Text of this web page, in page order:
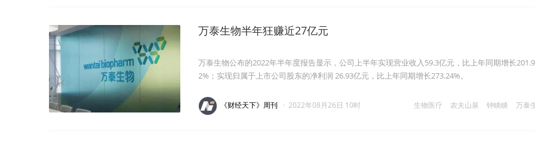
万泰生物半年狂赚近27亿元
万泰生物公布的2022年半年度报告显示，公司上半年实现营业收入59.3亿元，比上年同期增长201.9
2%；实现归属于上市公司股东的净利润 26.93亿元，比上年同期增长273.24%。
生物医疗 农夫山泉 钟睒睒 万泰
《财经天下》周刊 · 2022年08月26日 10时